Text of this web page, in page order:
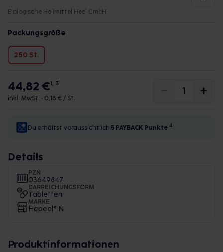
Biologische Heilmittel Heel GmbH
Packungsgröße
250 St.
44,82 €1, 3
inkl. MwSt. • 0,18 € / St.
Du erhältst voraussichtlich 5 PAYBACK Punkte 4
Details
PZN
03649847
DARREICHUNGSFORM
Tabletten
MARKE
Hepeel® N
Produktinformationen